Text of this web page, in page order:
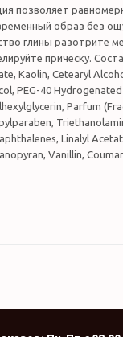
позволяет
образ без
глины разотрите
прическу.
Kaolin, Cetearyl
PEG-40
Parfum
Linalyl
Vanillin,